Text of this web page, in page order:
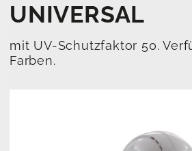
UNIVERSAL
mit UV-Schutzfaktor 50.
Farben.